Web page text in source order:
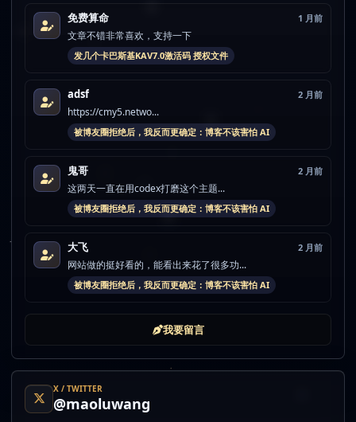
免费算命 1 月前
文章不错非常喜欢，支持一下
发几个卡巴斯基KAV7.0激活码 授权文件
adsf 2 月前
https://cmy5.netwo...
被博友圈拒绝后，我反而更确定：博客不该害怕 AI
鬼哥 2 月前
这两天一直在用codex打磨这个主题...
被博友圈拒绝后，我反而更确定：博客不该害怕 AI
大飞 2 月前
网站做的挺好看的，能看出来花了很多功...
被博友圈拒绝后，我反而更确定：博客不该害怕 AI
我要留言
X / TWITTER
@maoluwang